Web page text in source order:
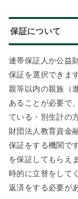
保証について
連帯保証人か公益
保証を選択できま
親等以内の親族（
あることが必要で
ている・別生計の
財団法人教育資金
保証をする機関で
を保証してもらえ
時的に立替をして
返済をする必要が